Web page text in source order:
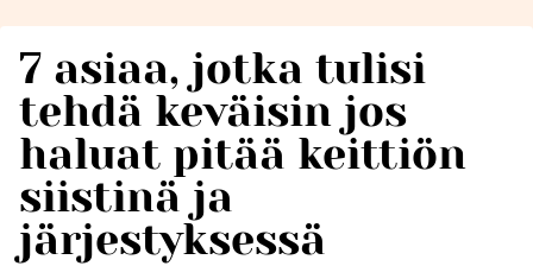
7 asiaa, jotka tulisi
tehdä keväisin jos
haluat pitää keittiön
siistinä ja
järjestyksessä